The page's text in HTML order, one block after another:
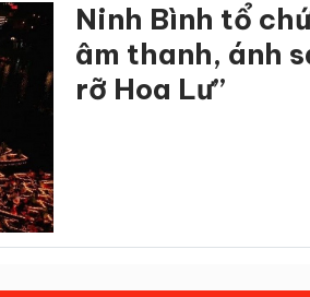
Ninh Bình tổ
âm thanh, ánh
rỡ Hoa Lư”